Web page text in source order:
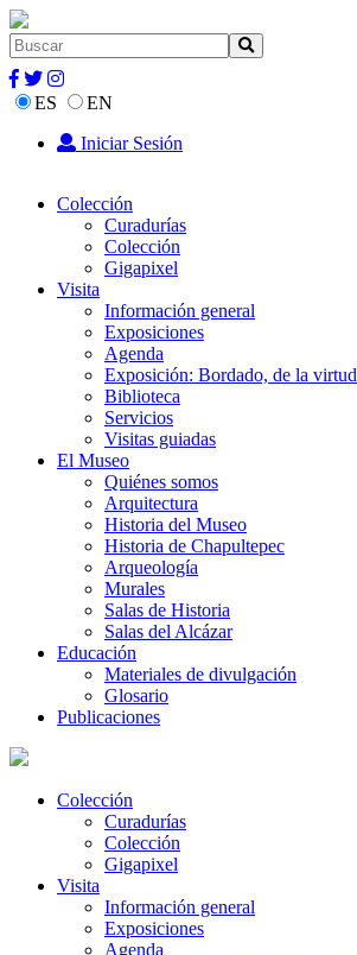
ES
EN
Iniciar Sesión
Colección
Curadurías
Colección
Gigapixel
Visita
Información general
Exposiciones
Agenda
Exposición: Bordado, de la virtud
Biblioteca
Servicios
Visitas guiadas
El Museo
Quiénes somos
Arquitectura
Historia del Museo
Historia de Chapultepec
Arqueología
Murales
Salas de Historia
Salas del Alcázar
Educación
Materiales de divulgación
Glosario
Publicaciones
Colección
Curadurías
Colección
Gigapixel
Visita
Información general
Exposiciones
Agenda